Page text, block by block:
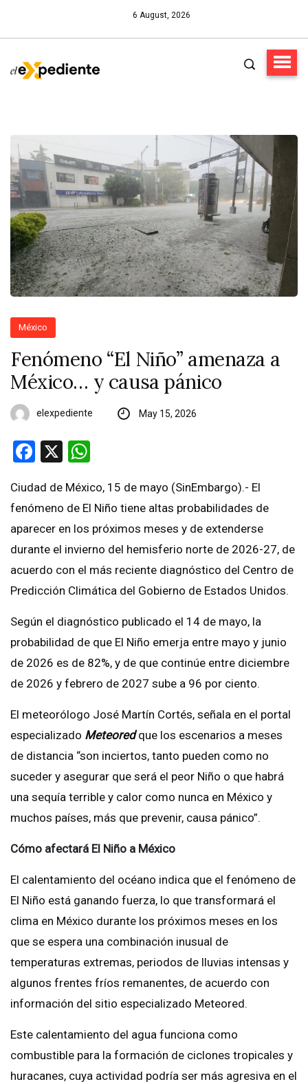
6 August, 2026
México
Fenómeno “El Niño” amenaza a
México… y causa pánico
elexpediente May 15, 2026
Facebook
X
Ciudad de México, 15 de mayo (SinEmbargo).- El
fenómeno de El Niño tiene altas probabilidades de
aparecer en los próximos meses y de extenderse
durante el invierno del hemisferio norte de 2026-27, de
acuerdo con el más reciente diagnóstico del Centro de
Predicción Climática del Gobierno de Estados Unidos.
Según el diagnóstico publicado el 14 de mayo, la
probabilidad de que El Niño emerja entre mayo y junio
de 2026 es de 82%, y de que continúe entre diciembre
de 2026 y febrero de 2027 sube a 96 por ciento.
El meteorólogo José Martín Cortés, señala en el portal
especializado Meteoredque los escenarios a meses
de distancia “son inciertos, tanto pueden como no
suceder y asegurar que será el peor Niño o que habrá
una sequía terrible y calor como nunca en México y
muchos países, más que prevenir, causa pánico”.
Cómo afectará El Niño a México
El calentamiento del océano indica que el fenómeno de
El Niño está ganando fuerza, lo que transformará el
clima en México durante los próximos meses en los
que se espera una combinación inusual de
temperaturas extremas, periodos de lluvias intensas y
algunos frentes fríos remanentes, de acuerdo con
información del sitio especializado Meteored.
Este calentamiento del agua funciona como
combustible para la formación de ciclones tropicales y
huracanes, cuya actividad podría ser más agresiva en el